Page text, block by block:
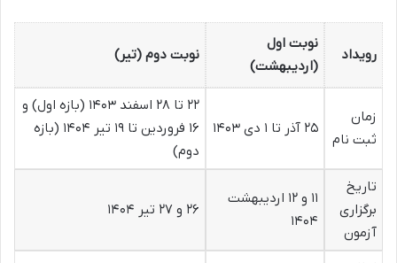
رویداد
نوبت اول
(ارديبهشت)
نوبت دوم (تير)
زمان
ثبت نام
۲۵ آذر تا ۱ دی ۱۴۰۳
۲۲ تا ۲۸ اسفند ۱۴۰۳ (بازه اول) و
۱۶ فروردین تا ۱۹ تیر ۱۴۰۴ (بازه
دوم)
تاریخ
برگزاری
آزمون
۱۱ و ۱۲ اردیبهشت
۱۴۰۴
۲۶ و ۲۷ تیر ۱۴۰۴